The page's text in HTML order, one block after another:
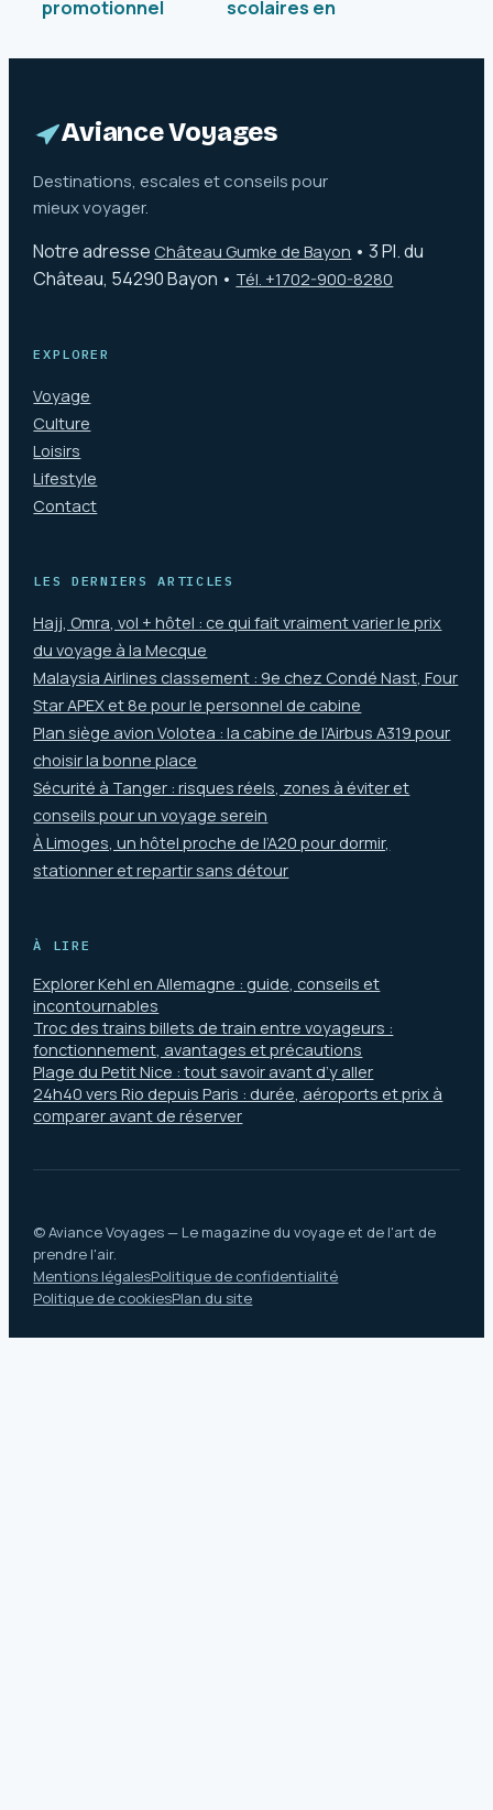
promotionnel
remise sur vos
fiscale
scolaires en
calendrier officiel,
planification
Aviance Voyages
Destinations, escales et conseils pour
mieux voyager.
Notre adresse Château Gumke de Bayon •3 Pl. du
Château, 54290 Bayon • Tél. +1702-900-8280
EXPLORER
Voyage
Culture
Loisirs
Lifestyle
Contact
LES DERNIERS ARTICLES
Hajj, Omra, vol + hôtel : ce qui fait vraiment varier le prix
du voyage à la Mecque
Malaysia Airlines classement : 9e chez Condé Nast, Four
Star APEX et 8e pour le personnel de cabine
Plan siège avion Volotea : la cabine de l’Airbus A319 pour
choisir la bonne place
Sécurité à Tanger : risques réels, zones à éviter et
conseils pour un voyage serein
À Limoges, un hôtel proche de l’A20 pour dormir,
stationner et repartir sans détour
À LIRE
Explorer Kehl en Allemagne : guide, conseils et
incontournables
Troc des trains billets de train entre voyageurs :
fonctionnement, avantages et précautions
Plage du Petit Nice : tout savoir avant d’y aller
24h40 vers Rio depuis Paris : durée, aéroports et prix à
comparer avant de réserver
© Aviance Voyages — Le magazine du voyage et de l'art de
prendre l'air.
Mentions légalesPolitique de confidentialité
Politique de cookiesPlan du site